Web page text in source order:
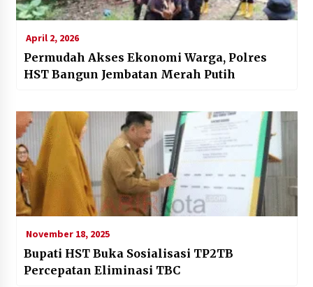
April 2, 2026
Permudah Akses Ekonomi Warga, Polres
HST Bangun Jembatan Merah Putih
November 18, 2025
Bupati HST Buka Sosialisasi TP2TB
Percepatan Eliminasi TBC